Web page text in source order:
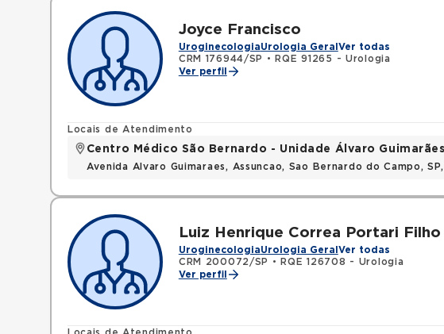
Joyce Francisco
UroginecologiaUrologia Geral Ver todas
CRM 176944/SP
•
RQE 91265 - Urologia
Ver perfil
Locais de Atendimento
Centro Médico São Bernardo - Unidade Álvaro Guimarães
Avenida Alvaro Guimaraes, Assuncao, Sao Bernardo do Campo,
Luiz Henrique Correa Portari Filho
UroginecologiaUrologia Geral Ver todas
CRM 200072/SP
•
RQE 126708 - Urologia
Ver perfil